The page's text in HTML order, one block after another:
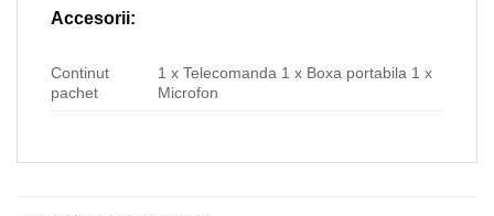
Accesorii:
Continut
pachet
1 x Telecomanda 1 x Boxa portabila 1 x
Microfon